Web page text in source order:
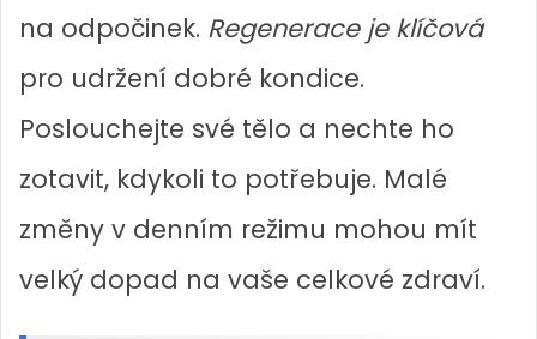
na odpočinek. Regenerace je klíčová
pro udržení dobré kondice.
Poslouchejte své tělo a nechte ho
zotavit, kdykoli to potřebuje. Malé
změny v denním režimu mohou mít
velký dopad na vaše celkové zdraví.